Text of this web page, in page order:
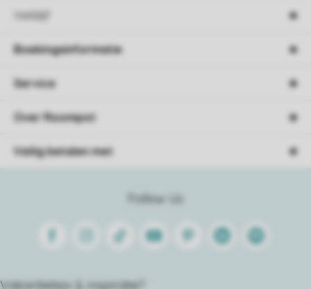
Verblijf
Follow Us
FacebookInstagram
Tiktok Youtube PinterestLinkedinSpotify
Vakantietips & inspiratie?
Boekingsinformatie
Service
Over Roompot
Veilig betalen met